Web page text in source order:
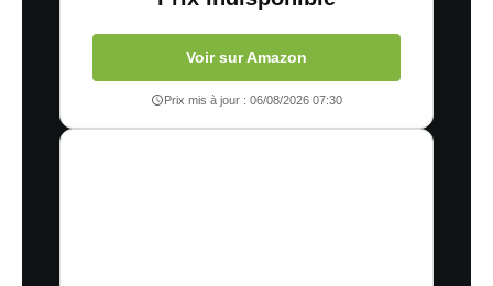
Voir sur Amazon
Prix mis à jour : 06/08/2026 07:30